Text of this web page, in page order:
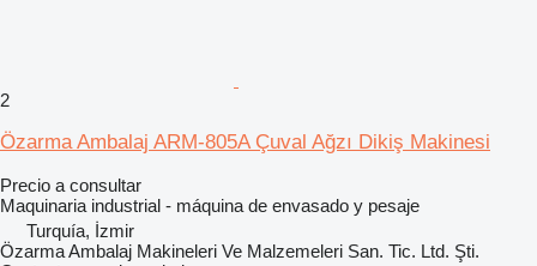
2
Özarma Ambalaj ARM-805A Çuval Ağzı Dikiş Makinesi
Precio a consultar
Maquinaria industrial - máquina de envasado y pesaje
Turquía, İzmir
Özarma Ambalaj Makineleri Ve Malzemeleri San. Tic. Ltd. Şti.